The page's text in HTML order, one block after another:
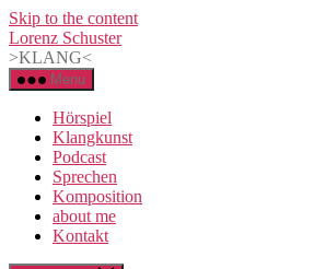
Skip to the content
Lorenz Schuster
>KLANG<
Menu
Hörspiel
Klangkunst
Podcast
Sprechen
Komposition
about me
Kontakt